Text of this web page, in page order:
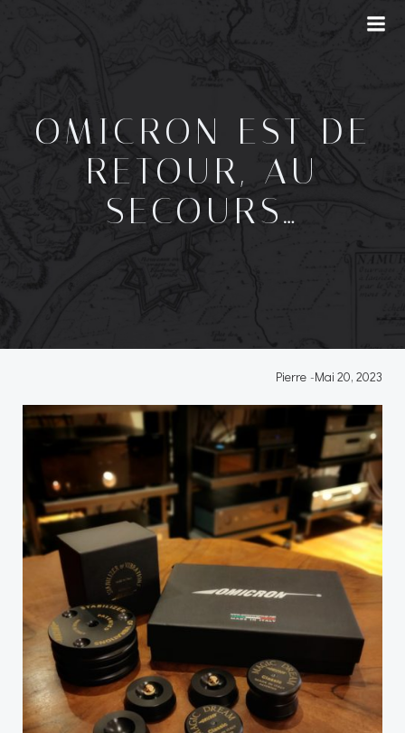
OMICRON EST DE
RETOUR, AU
SECOURS…
Pierre -Mai 20, 2023